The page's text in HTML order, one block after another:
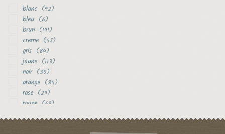
blanc (92)
bleu (6)
brun (191)
creme (45)
gris (84)
jaune (113)
noir (30)
orange (84)
rose (29)
rouge (69)